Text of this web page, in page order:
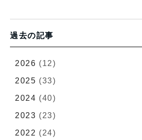
過去の記事
2026 (12)
2025 (33)
2024 (40)
2023 (23)
2022 (24)